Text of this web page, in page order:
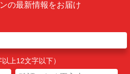
の最新情報をお届け
上12文字以下）